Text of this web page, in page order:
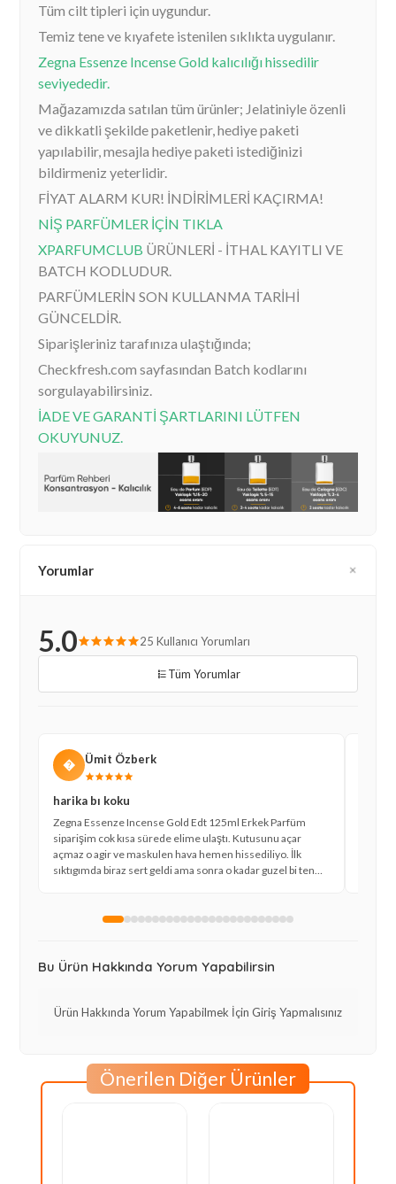
Tüm cilt tipleri için uygundur.
Temiz tene ve kıyafete istenilen sıklıkta uygulanır.
Zegna Essenze Incense Gold kalıcılığı hissedilir
seviyededir.
Mağazamızda satılan tüm ürünler; Jelatiniyle özenli
ve dikkatli şekilde paketlenir, hediye paketi
yapılabilir, mesajla hediye paketi istediğinizi
bildirmeniz yeterlidir.
FİYAT ALARM KUR! İNDİRİMLERİ KAÇIRMA!
NİŞ PARFÜMLER İÇİN TIKLA
XPARFUMCLUB ÜRÜNLERİ - İTHAL KAYITLI VE
BATCH KODLUDUR.
PARFÜMLERİN SON KULLANMA TARİHİ
GÜNCELDİR.
Siparişleriniz tarafınıza ulaştığında;
Checkfresh.com sayfasından Batch kodlarını
sorgulayabilirsiniz.
İADE VE GARANTİ ŞARTLARINI LÜTFEN
OKUYUNUZ.
Yorumlar
5.0 25 Kullanıcı Yorumları
Tüm Yorumlar
� Ümit Özberk
harika bı koku
Zegna Essenze Incense Gold Edt 125ml Erkek Parfüm
siparişim cok kısa sürede elime ulaştı. Kutusunu açar
açmaz o agir ve maskulen hava hemen hissediliyo. İlk
sıktıgımda biraz sert geldi ama sonra o kadar guzel bi ten
da beklentimin uzerinde cıktı sabah sıktım aksam hala
Bu Ürün Hakkında Yorum Yapabilirsin
Ürün Hakkında Yorum Yapabilmek İçin Giriş Yapmalısınız
Önerilen Diğer Ürünler